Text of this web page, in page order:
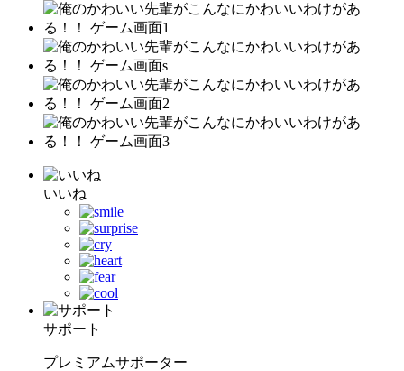
いいね
サポート
プレミアムサポーター